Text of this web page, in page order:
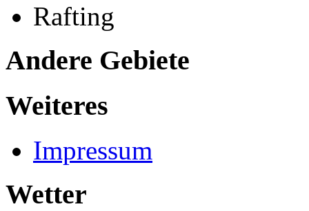
Rafting
Andere Gebiete
Weiteres
Impressum
Wetter